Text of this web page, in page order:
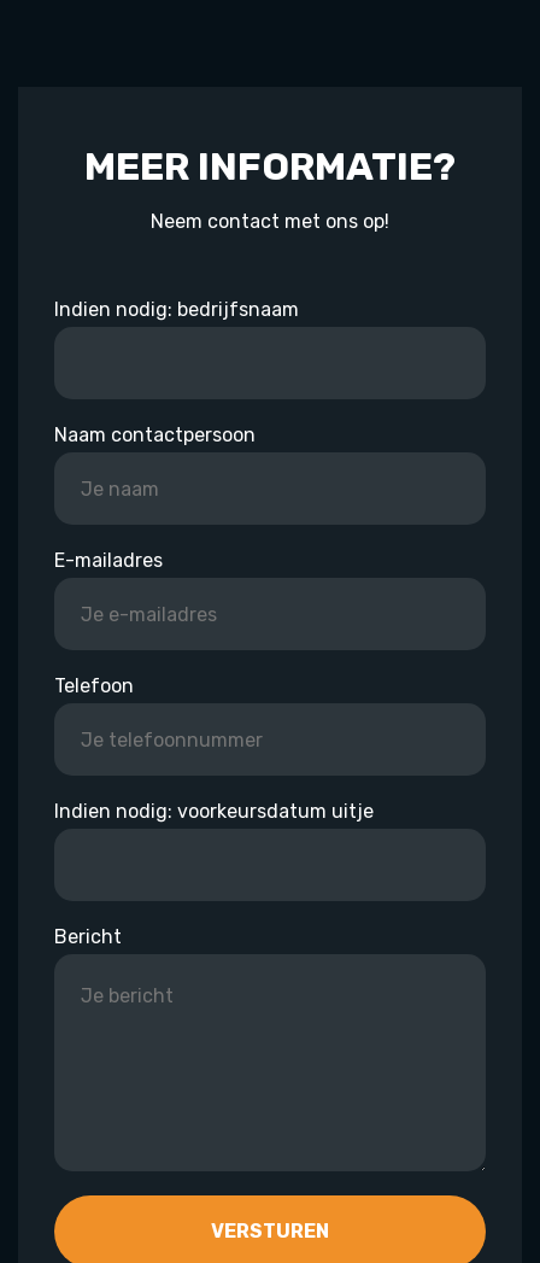
MEER INFORMATIE?
Neem contact met ons op!
Indien nodig: bedrijfsnaam
Naam contactpersoon
E-mailadres
Telefoon
Indien nodig: voorkeursdatum uitje
Bericht